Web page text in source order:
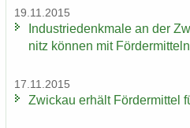
19.11.2015
In­dus­trie­denk­ma­le an der
nitz kön­nen mit
17.11.2015
Zwi­ckau er­hält För­der­mit­tel